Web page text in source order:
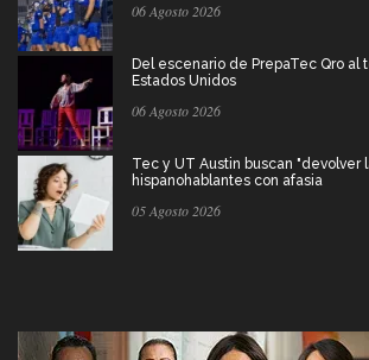
06 Agosto 2026
Del escenario de PrepaTec Qro al
Estados Unidos
06 Agosto 2026
Tec y UT Austin buscan "devolver
hispanohablantes con afasia
05 Agosto 2026